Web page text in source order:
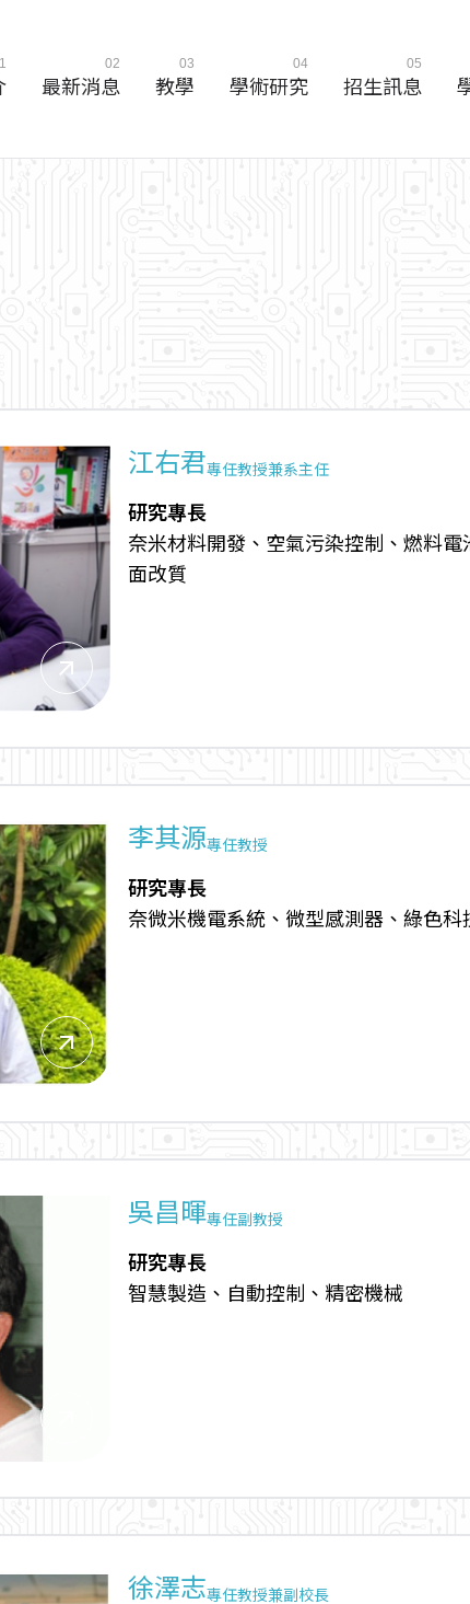
02
最新消息
03
教學
04
學術研究
05
招生訊息
arrow_outward
江右君專任教授兼系主任
研究專長
奈米材料開發、空氣污染控制、燃料
面改質
arrow_outward
李其源專任教授
研究專長
奈微米機電系統、微型感測器、綠色
吳昌暉專任副教授
研究專長
智慧製造、自動控制、精密機械
徐澤志專任教授兼副校長